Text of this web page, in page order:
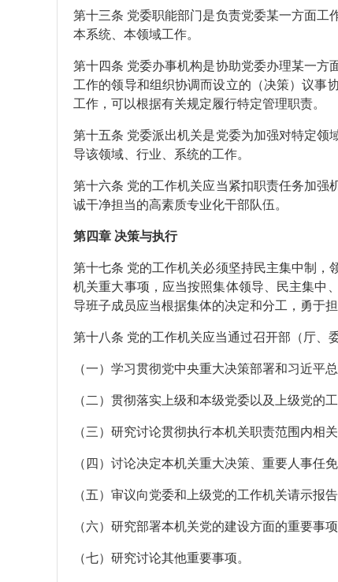
第十三条 党委职能部门是负责党委某一方面工
本系统、本领域工作。
第十四条 党委办事机构是协助党委办理某一方
工作的领导和组织协调而设立的（决策）议事
工作，可以根据有关规定履行特定管理职责。
第十五条 党委派出机关是党委为加强对特定领
导该领域、行业、系统的工作。
第十六条 党的工作机关应当紧扣职责任务加强
诚干净担当的高素质专业化干部队伍。
第四章 决策与执行
第十七条 党的工作机关必须坚持民主集中制，
机关重大事项，应当按照集体领导、民主集中
导班子成员应当根据集体的决定和分工，勇于
第十八条 党的工作机关应当通过召开部（厅、
（一）学习贯彻党中央重大决策部署和习近平
（二）贯彻落实上级和本级党委以及上级党的
（三）研究讨论贯彻执行本机关职责范围内相
（四）讨论决定本机关重大决策、重要人事任
（五）审议向党委和上级党的工作机关请示报
（六）研究部署本机关党的建设方面的重要事项
（七）研究讨论其他重要事项。